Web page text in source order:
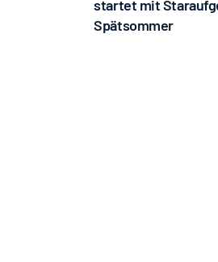
startet mit
Spätsommer